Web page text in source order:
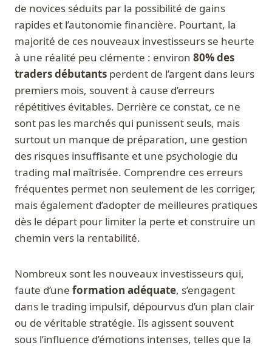
de novices séduits par la possibilité de gains
rapides et l’autonomie financière. Pourtant, la
majorité de ces nouveaux investisseurs se heurte
à une réalité peu clémente : environ 80% des
traders débutants perdent de l’argent dans leurs
premiers mois, souvent à cause d’erreurs
répétitives évitables. Derrière ce constat, ce ne
sont pas les marchés qui punissent seuls, mais
surtout un manque de préparation, une gestion
des risques insuffisante et une psychologie du
trading mal maîtrisée. Comprendre ces erreurs
fréquentes permet non seulement de les corriger,
mais également d’adopter de meilleures pratiques
dès le départ pour limiter la perte et construire un
chemin vers la rentabilité.
Nombreux sont les nouveaux investisseurs qui,
faute d’une formation adéquate, s’engagent
dans le trading impulsif, dépourvus d’un plan clair
ou de véritable stratégie. Ils agissent souvent
sous l’influence d’émotions intenses, telles que la